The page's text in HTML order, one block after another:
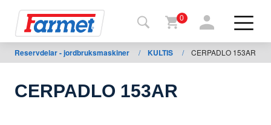
0
Reservdelar - jordbruksmaskiner / KULTIS / CERPADLO 153AR
CERPADLO 153AR